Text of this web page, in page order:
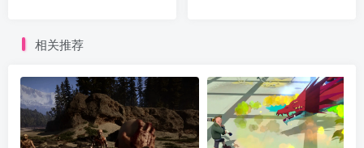
相关推荐